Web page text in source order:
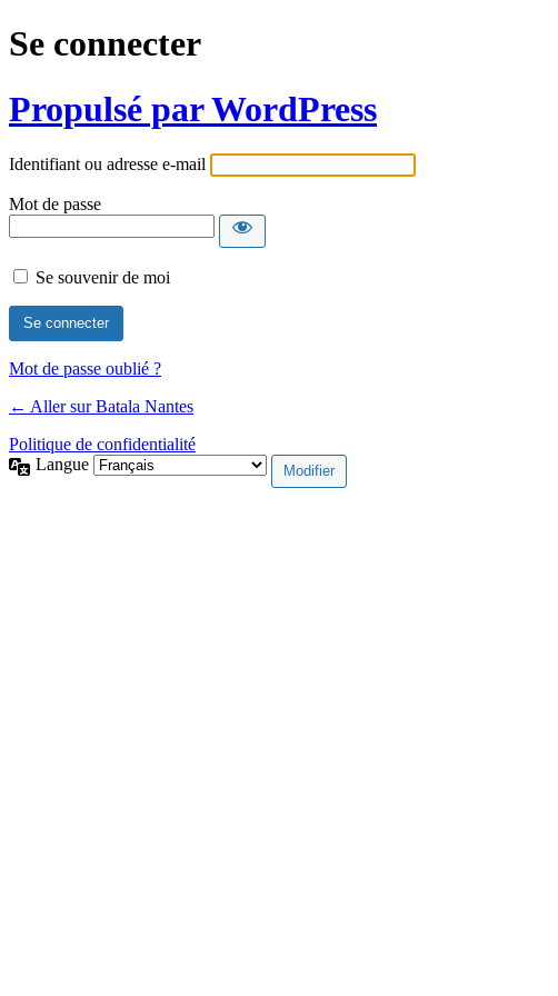
Se connecter
Propulsé par WordPress
Identifiant ou adresse e-mail
Mot de passe
Se souvenir de moi
Mot de passe oublié ?
← Aller sur Batala Nantes
Politique de confidentialité
Langue